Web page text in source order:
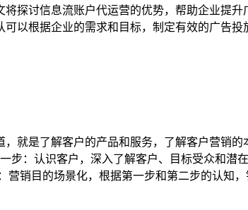
探讨信息流账户代运营的优势，帮助企业提
以根据企业的需求和目标，制定有效的广告
就是了解客户的产品和服务，了解客户营销
：认识客户，深入了解客户、目标受众和潜
销目的场景化，根据第一步和第二步的认知